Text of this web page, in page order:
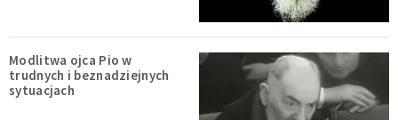
Modlitwa ojca Pio w
trudnych i beznadziejnych
sytuacjach